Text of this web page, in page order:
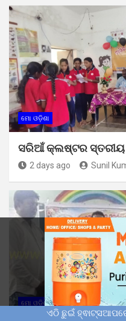
ମୋ ଓଡ଼ିଶା
ସରିଆଁ କ୍ଲଷ୍ଟର ସ୍ତରୀୟ
2 days ago Sunil
ମୋ ଓଡ଼ିଶା
ଏଠି ଛୁଇଁ